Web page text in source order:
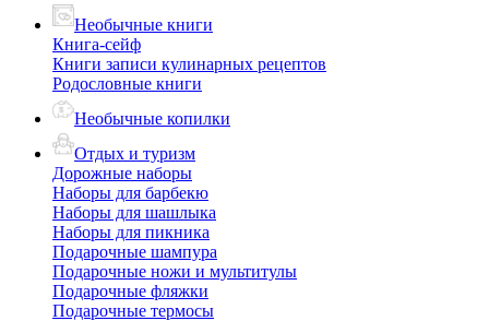
Необычные книги
Книга-сейф
Книги записи кулинарных рецептов
Родословные книги
Необычные копилки
Отдых и туризм
Дорожные наборы
Наборы для барбекю
Наборы для шашлыка
Наборы для пикника
Подарочные шампура
Подарочные ножи и мультитулы
Подарочные фляжки
Подарочные термосы